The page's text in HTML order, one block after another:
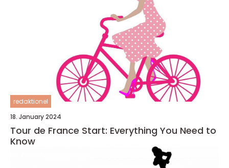
redaktionel
18. January 2024
Tour de France Start: Everything You Need to
Know